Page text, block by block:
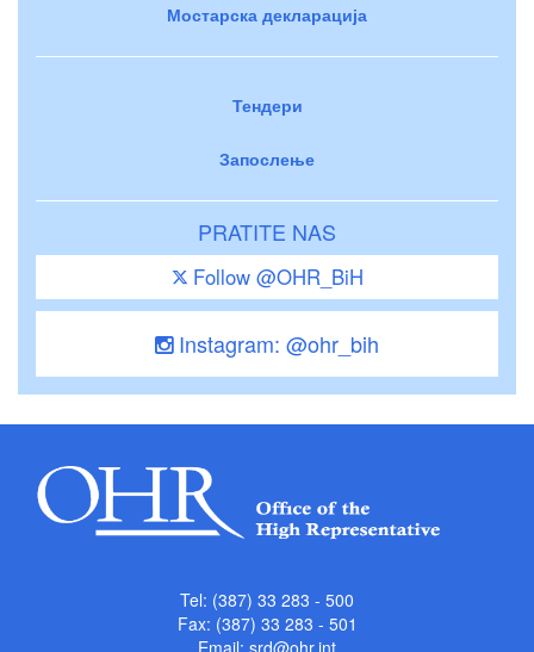
Мостарска декларација
Тендери
Запослење
PRATITE NAS
Follow @OHR_BiH
Instagram: @ohr_bih
Tel: (387) 33 283 - 500
Fax: (387) 33 283 - 501